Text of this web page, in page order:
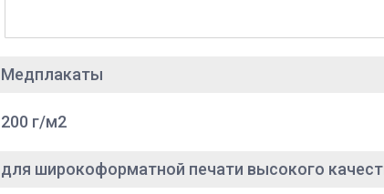
Медплакаты
200 г/м2
для широкоформатной печати высокого